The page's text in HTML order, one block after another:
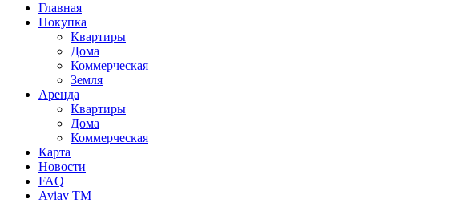
Главная
Покупка
Квартиры
Дома
Коммерческая
Земля
Аренда
Квартиры
Дома
Коммерческая
Карта
Новости
FAQ
Aviav TM